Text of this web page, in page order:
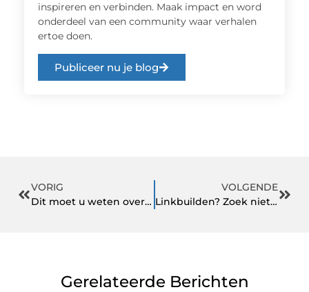
inspireren en verbinden. Maak impact en word
onderdeel van een community waar verhalen
ertoe doen.
Publiceer nu je blog
VORIG
Dit moet u weten over verkeersborden
VOLGENDE
Linkbuilden? Zoek niet verder!
Gerelateerde Berichten